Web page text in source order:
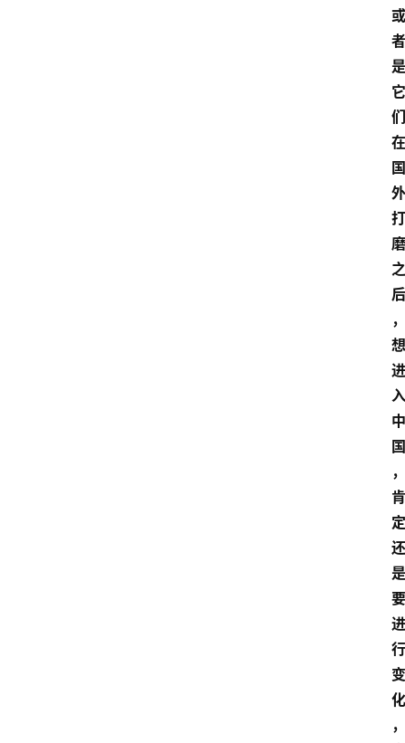
或
者
是
它
们
在
国
外
打
磨
之
后
，
想
进
入
中
国
，
肯
定
还
是
要
进
行
变
化
，